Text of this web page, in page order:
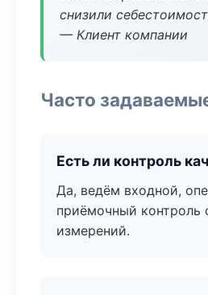
снизили
— Клиент компании
Часто
Есть ли контроль
Да, ведём входной,
приёмочный контроль
измерений.